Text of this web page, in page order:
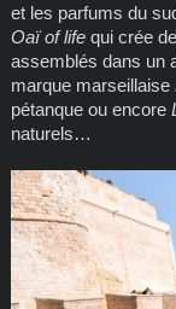
et les parfums du
Oaï of lifequi crée
assemblés dans un
marque marseillaise
pétanque ou encore
naturels…